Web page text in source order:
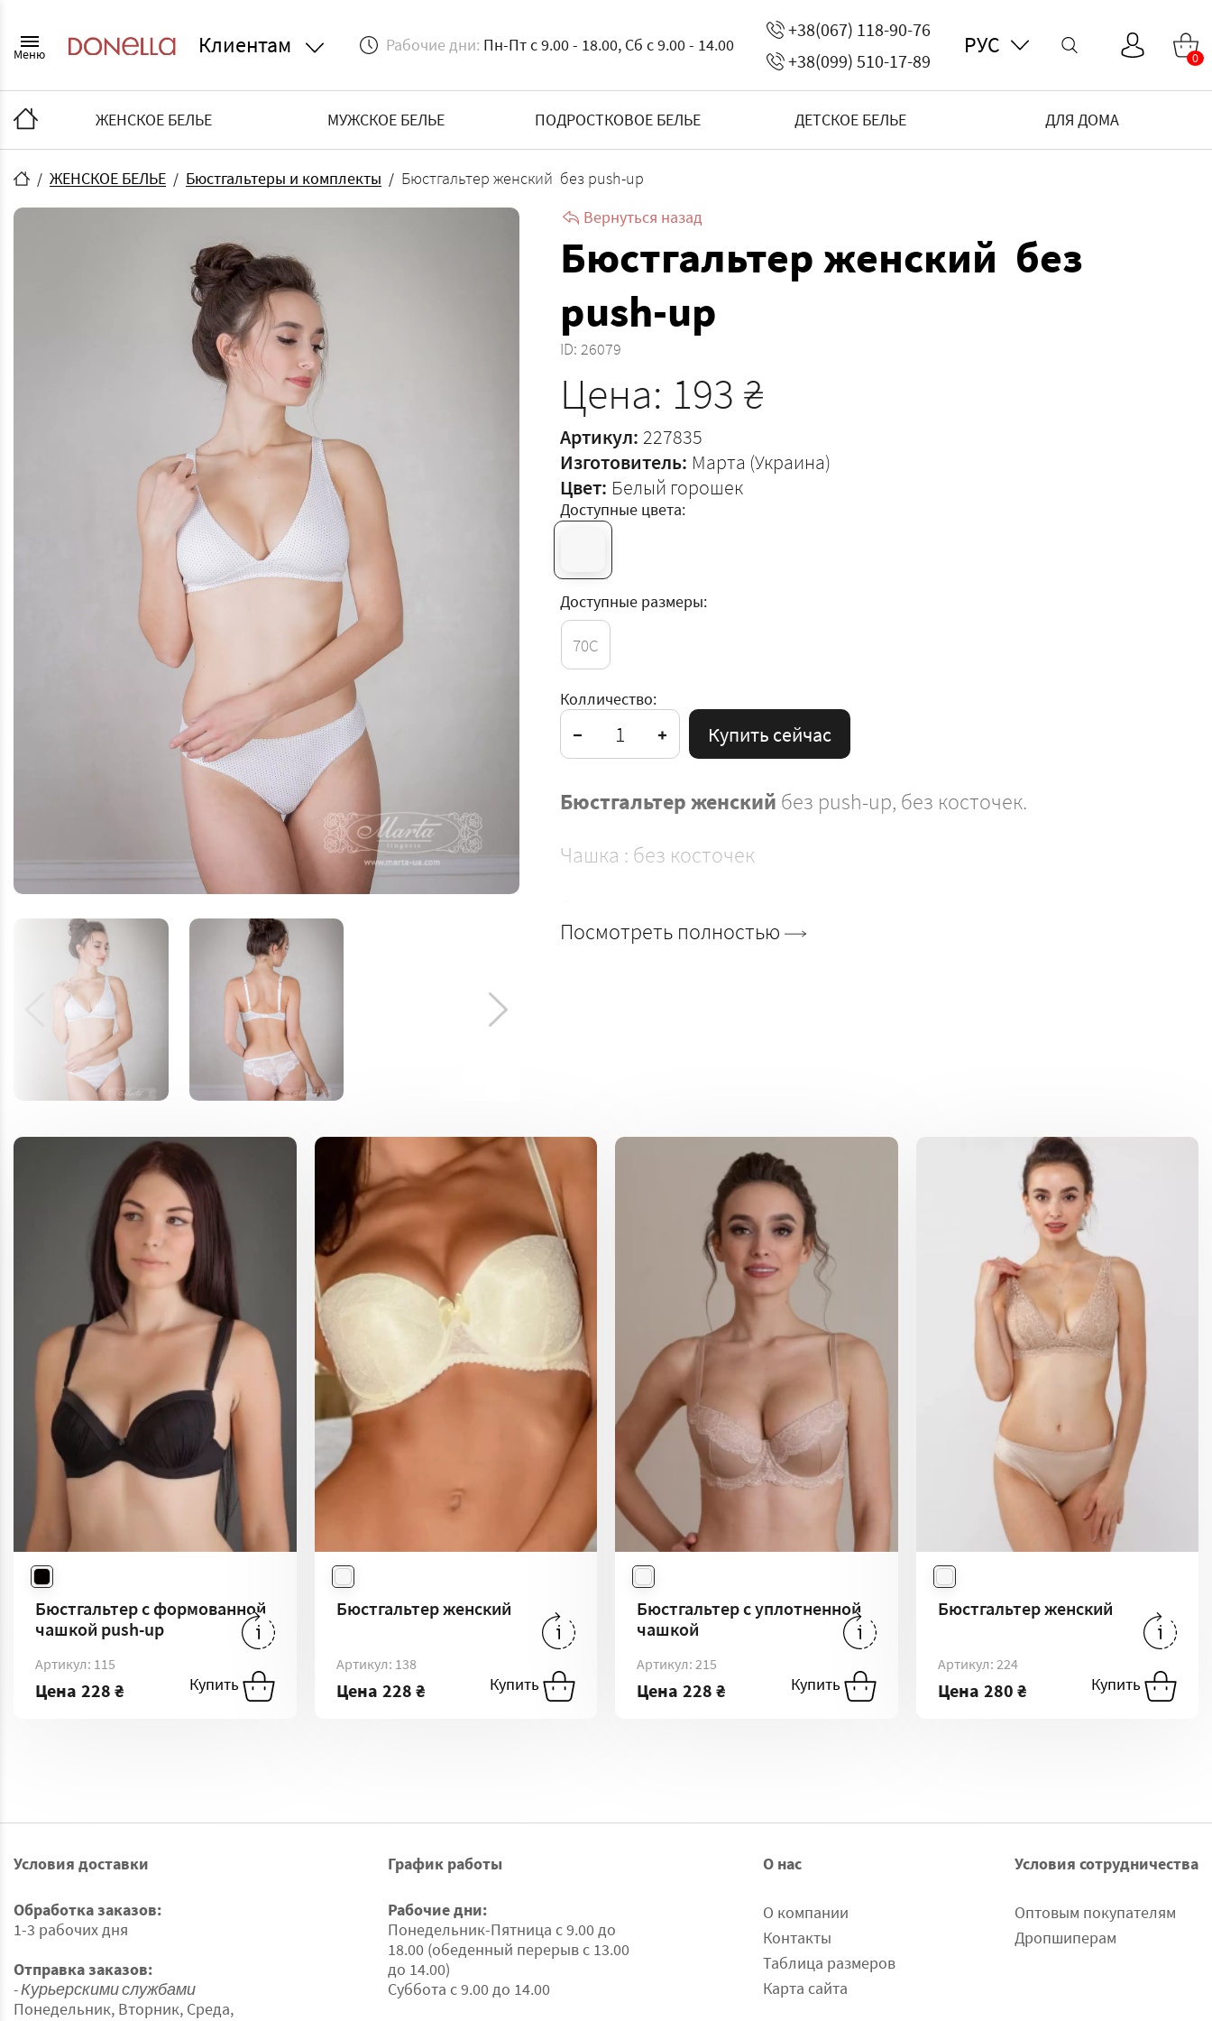
Меню Клиентам Рабочие дни: Пн-Пт с 9.00 - 18.00, Сб с 9.00 - 14.00
+38(067) 118-90-76
+38(099) 510-17-89
РУС 0
ЖЕНСКОЕ БЕЛЬЕ МУЖСКОЕ БЕЛЬЕ ПОДРОСТКОВОЕ БЕЛЬЕ ДЕТСКОЕ БЕЛЬЕ ДЛЯ ДОМА
ЖЕНСКОЕ БЕЛЬЕ Бюстгальтеры и комплекты
Бюстгальтер женский без push-up
Вернуться назад
Бюстгальтер женский без
push-up
ID:26079
Цена: 193 ₴
Артикул: 227835
Изготовитель: Марта (Украина)
Цвет: Белый горошек
Доступные цвета:
Доступные размеры:
70C
Колличество:
Купить сейчас
Бюстгальтер женский без push-up, без косточек.
Чашка : без косточек
Посмотреть полностью
Бюстгальтер c формованной
чашкой push-up
Артикул: 115
Цена 228 ₴ Купить
70C
Купить
Бюстгальтер женский
Артикул: 138
Цена 228 ₴ Купить
70D
Купить
Бюстгальтер с уплотненной
чашкой
Артикул: 215
Цена 228 ₴ Купить
75E
Купить
Бюстгальтер женский
Артикул: 224
Цена 280 ₴ Купить
70C
Купить
Условия доставки
Обработка заказов:
1-3 рабочих дня
Отправка заказов:
- Курьерскими службами
Понедельник, Вторник, Среда,
График работы
Рабочие дни:
Понедельник-Пятница с 9.00 до
18.00 (обеденный перерыв с 13.00
до 14.00)
Суббота с 9.00 до 14.00
О нас
О компании
Контакты
Таблица размеров
Карта сайта
Условия сотрудничества
Оптовым покупателям
Дропшиперам